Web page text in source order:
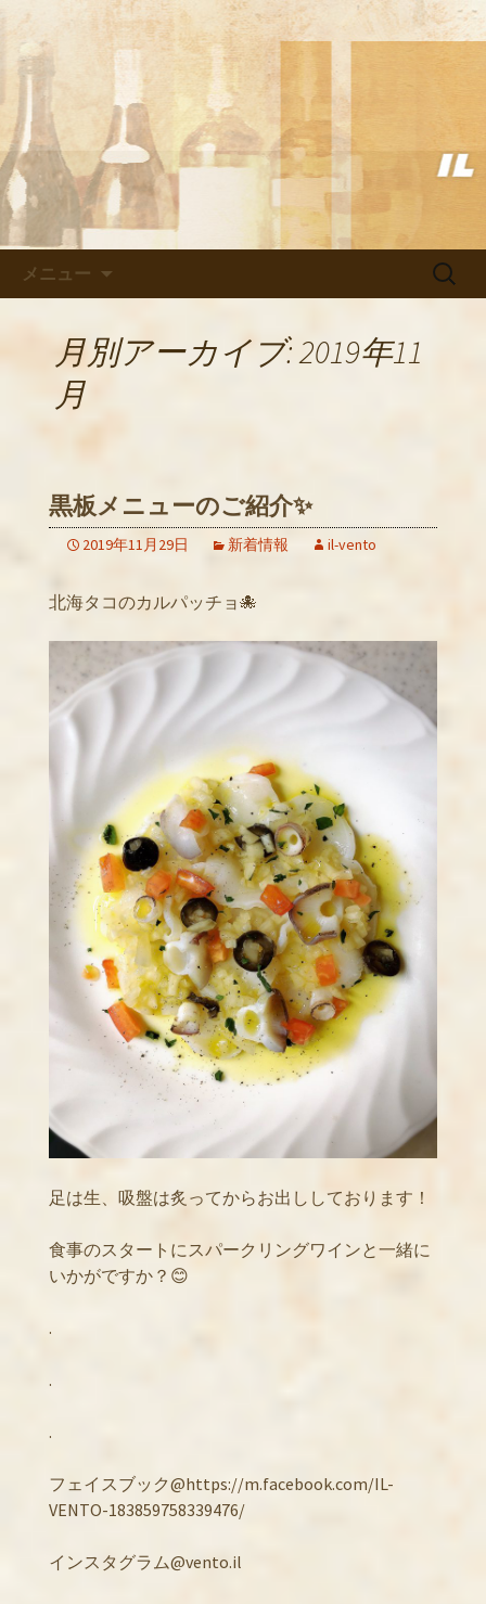
武蔵小杉の美味しいイタリアン
「イルヴェント」のブログ
武蔵小杉の美味しいイタリアン「イル
ヴェント」のブログ
メニュー
検
月別アーカイブ: 2019年11
月
黒板メニューのご紹介✨
2019年11月29日 新着情報 il-vento
北海タコのカルパッチョ🐙
足は生、吸盤は炙ってからお出ししております！
食事のスタートにスパークリングワインと一緒に
いかがですか？😊
.
.
.
フェイスブック@https://m.facebook.com/IL-
VENTO-183859758339476/
インスタグラム@vento.il